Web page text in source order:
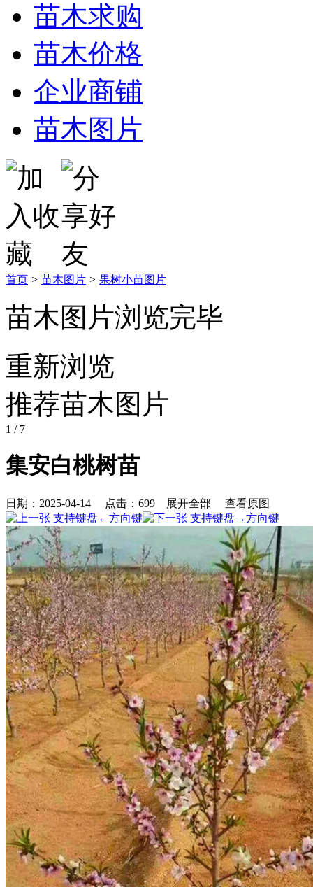
苗木求购
苗木价格
企业商铺
苗木图片
首页 > 苗木图片 > 果树小苗图片
苗木图片浏览完毕
重新浏览
推荐苗木图片
1 / 7
集安白桃树苗
日期：2025-04-14 点击： 699 展开全部 查看原图